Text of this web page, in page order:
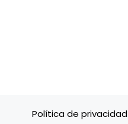
Política de privacidad